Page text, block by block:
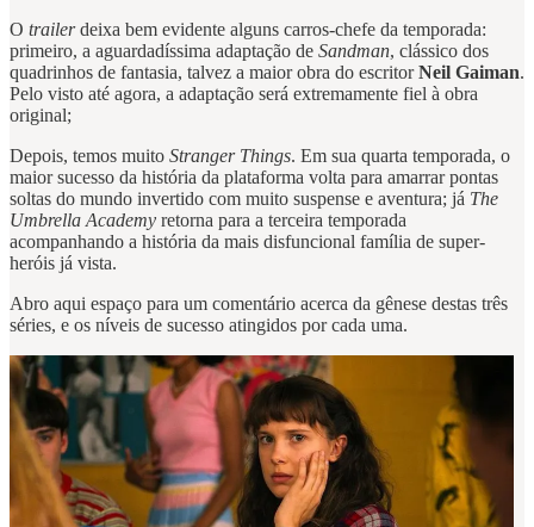
O trailerdeixa bem evidente alguns carros-chefe da temporada:
primeiro, a aguardadíssima adaptação de Sandman, clássico dos
quadrinhos de fantasia, talvez a maior obra do escritorNeil Gaiman.
Pelo visto até agora, a adaptação será extremamente fiel à obra
original;
Depois, temos muito Stranger Things. Em sua quarta temporada, o
maior sucesso da história da plataforma volta para amarrar pontas
soltas do mundo invertido com muito suspense e aventura; já The
Umbrella Academy retorna para a terceira temporada
acompanhando a história da mais disfuncional família de super-
heróis já vista.
Abro aqui espaço para um comentário acerca da gênese destas três
séries, e os níveis de sucesso atingidos por cada uma.